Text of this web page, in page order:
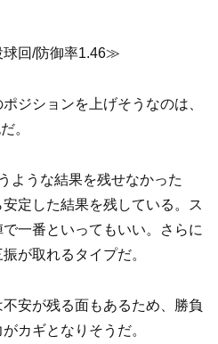
回/防御率1.46≫
ジションを上げそうなのは、
。
ような結果を残せなかった
定した結果を残している。ス
一番といってもいい。さらに
が取れるタイプだ。
安が残る面もあるため、勝負
カギとなりそうだ。